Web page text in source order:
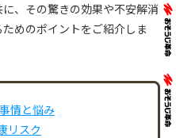
、その驚きの効果や不安解消
めのポイントをご紹介しま
情と悩み
リスク